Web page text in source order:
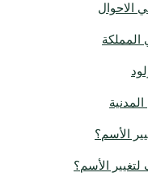
الاحوال
المملكة
الأسم؟
الأسم؟